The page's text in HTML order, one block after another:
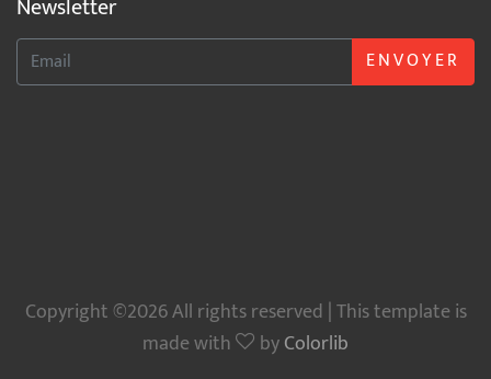
ENVOYER
Copyright ©2026 All rights reserved | This template is
made with
byColorlib